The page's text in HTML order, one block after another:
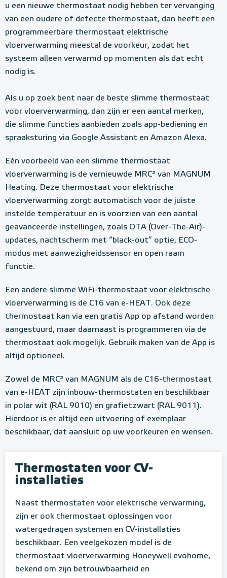
u een nieuwe thermostaat nodig hebben ter vervanging
van een oudere of defecte thermostaat, dan heeft een
programmeerbare thermostaat elektrische
vloerverwarming meestal de voorkeur, zodat het
systeem alleen verwarmd op momenten als dat echt
nodig is.
Als u op zoek bent naar de beste slimme thermostaat
voor vloerverwarming, dan zijn er een aantal merken,
die slimme functies aanbieden zoals app-bediening en
spraaksturing via Google Assistant en Amazon Alexa.
Eén voorbeeld van een slimme thermostaat
vloerverwarming is de vernieuwde MRC² van MAGNUM
Heating. Deze thermostaat voor elektrische
vloerverwarming zorgt automatisch voor de juiste
instelde temperatuur en is voorzien van een aantal
geavanceerde instellingen, zoals OTA (Over-The-Air)-
updates, nachtscherm met “black-out” optie, ECO-
modus met aanwezigheidssensor en open raam
functie.
Een andere slimme WiFi-thermostaat voor elektrische
vloerverwarming is de C16 van e-HEAT. Ook deze
thermostaat kan via een gratis App op afstand worden
aangestuurd, maar daarnaast is programmeren via de
thermostaat ook mogelijk. Gebruik maken van de App is
altijd optioneel.
Zowel de MRC² van MAGNUM als de C16-thermostaat
van e-HEAT zijn inbouw-thermostaten en beschikbaar
in polar wit (RAL 9010) en grafietzwart (RAL 9011).
Hierdoor is er altijd een uitvoering of exemplaar
beschikbaar, dat aansluit op uw voorkeuren en wensen.
Thermostaten voor CV-
installaties
Naast thermostaten voor elektrische verwarming,
zijn er ook thermostaat oplossingen voor
watergedragen systemen en CV-installaties
beschikbaar. Een veelgekozen model is de
thermostaat vloerverwarming Honeywell evohome,
bekend om zijn betrouwbaarheid en